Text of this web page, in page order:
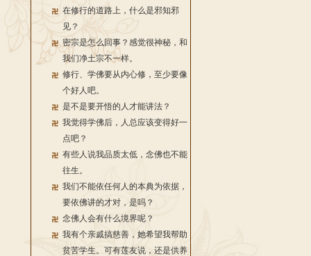
在修行的道路上，什么是邪知邪
见？
密宗是怎么回事？感觉很神秘，和
我们净土宗不一样。
修行、学佛要从内心修，至少要像
个好人吧。
是不是要开悟的人才能讲法？
我觉得学佛后，人总应该变得好一
点吧？
有些人说我品质太低，念佛也不能
往生。
我们不能依任何人的本典为依据，
要依佛讲的才对，是吗？
念佛人会有什么境界呢？
我有个亲戚搞慈善，她希望我帮助
贫苦学生。可有莲友说，还是供养